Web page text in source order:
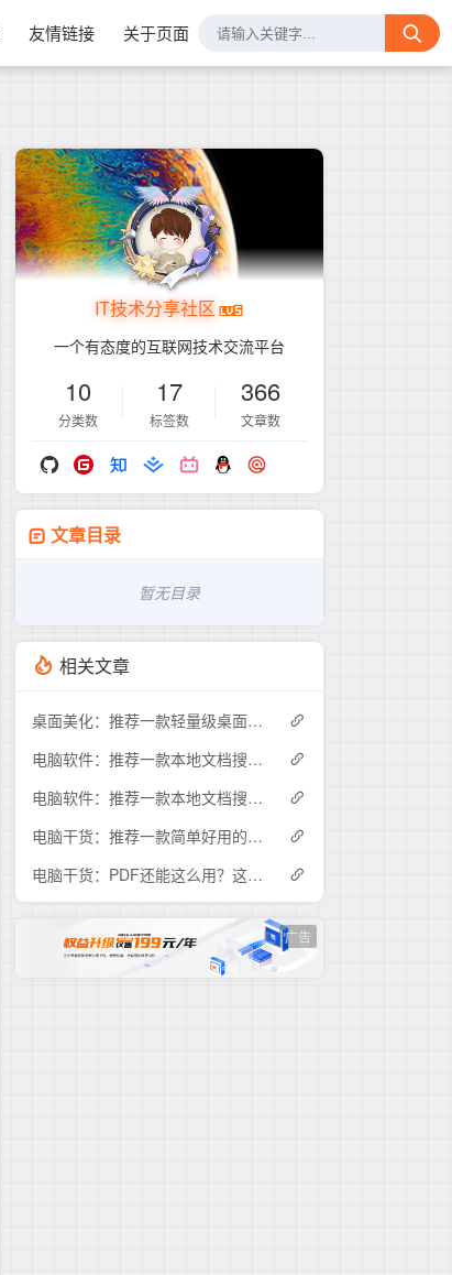
友情链接 关于页面
IT技术分享社区
一个有态度的互联网技术交流平台
10
分类数
17
标签数
366
文章数
文章目录
暂无目录
相关文章
桌面美化：推荐一款轻量级桌面时钟工具DesktopDigitalClock
电脑软件：推荐一款本地文档搜索神器，赶快下载试试吧！
电脑软件：推荐一款本地文档搜索神器AnyTXTSearcher
电脑干货：推荐一款简单好用的电脑端蓝牙电量监控工具
电脑干货：PDF还能这么用？这款工具让你的演示像PPT一样流畅
广告